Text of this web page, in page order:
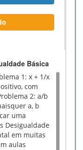
Básica
1: x + 1/x
com
2: a/b
a, b
uma
Desigualdade
em muitas
aulas